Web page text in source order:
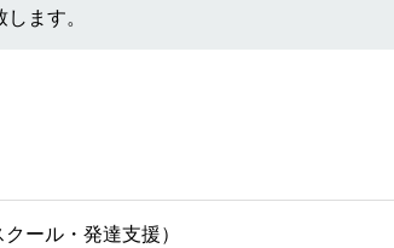
ます。
ール・発達支援）